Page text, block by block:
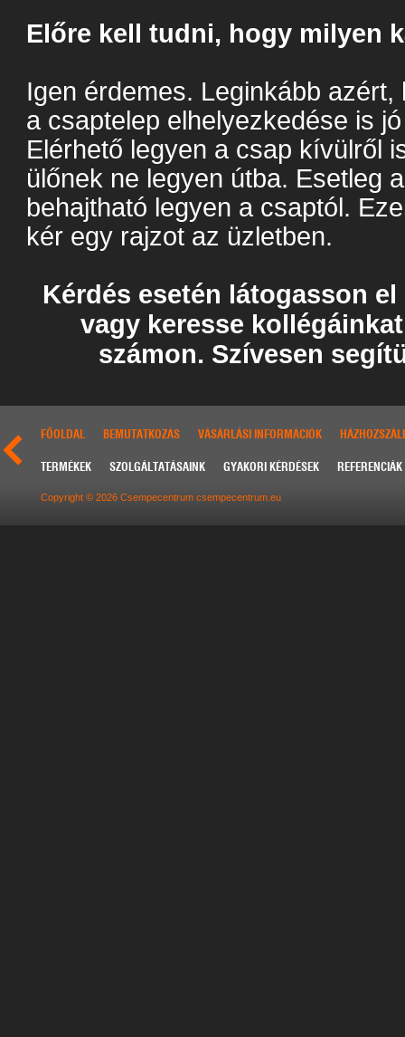
Előre kell tudni, hogy milyen
Igen érdemes. Leginkább
a csaptelep elhelyezkedése is
Elérhető legyen a csap kívülről
ülőnek ne legyen útba. Esetleg
behajtható legyen a csaptól.
kér egy rajzot az üzletben.
Kérdés esetén látogasson
vagy keresse kollégáinkat
számon. Szívesen
FŐOLDAL BEMUTATKOZÁS VÁSÁRLÁSI INFORMÁCIÓK
TERMÉKEK SZOLGÁLTATÁSAINK GYAKORI KÉRDÉSEK REFERENCIÁK
Copyright © 2026 Csempecentrum csempecentrum.eu